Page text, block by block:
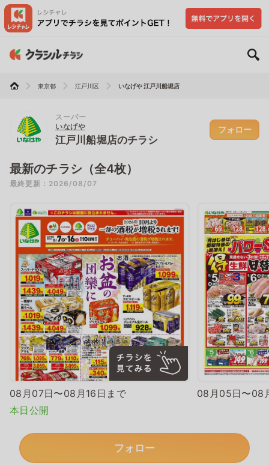
東京都 江戸川区 いなげや 江戸川船堀店
スーパー
いなげや
江戸川船堀店のチラシ
フォロー
最新のチラシ（全4枚）
最終更新：2026/08/07
08月07日〜08月16日まで
本日公開
08月05日〜08
フォロー